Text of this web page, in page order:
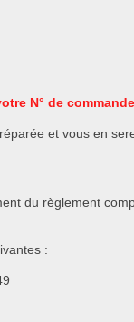
N° de commande
et vous en
du règlement
: